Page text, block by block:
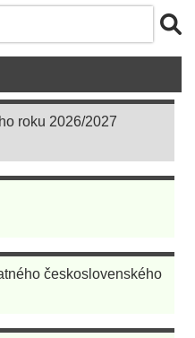
roku 2026/2027
československého